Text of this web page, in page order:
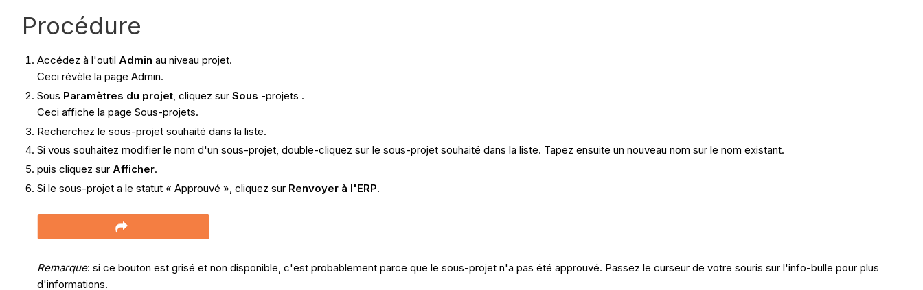
Procédure
Accédez à l'outil Admin au niveau projet.
Ceci révèle la page Admin.
Sous Paramètres du projet, cliquez surSous -projets .
Ceci affiche la page Sous-projets.
Recherchez le sous-projet souhaité dans la liste.
Si vous souhaitez modifier le nom d'un sous-projet, double-cliquez sur le sous-projet souhaité dans la liste. Tapez ensuite un nouveau nom sur le nom existant.
puis cliquez sur Afficher.
Si le sous-projet a le statut « Approuvé », cliquez sur Renvoyer à l'ERP.
Remarque: si ce bouton est grisé et non disponible, c'est probablement parce que le sous-projet n'a pas été approuvé. Passez le curseur de votre souris sur l'info-bulle pour plus
d'informations.